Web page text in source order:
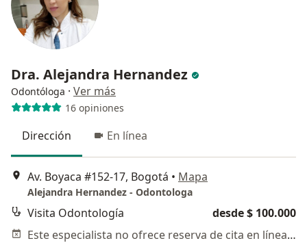
Dra. Alejandra Hernandez
Odontóloga · Ver más
16 opiniones
Dirección En línea
Av. Boyaca #152-17, Bogotá • Mapa
Alejandra Hernandez - Odontologa
Visita Odontología
desde $ 100.000
Este especialista no ofrece reserva de cita en línea en esta dirección.